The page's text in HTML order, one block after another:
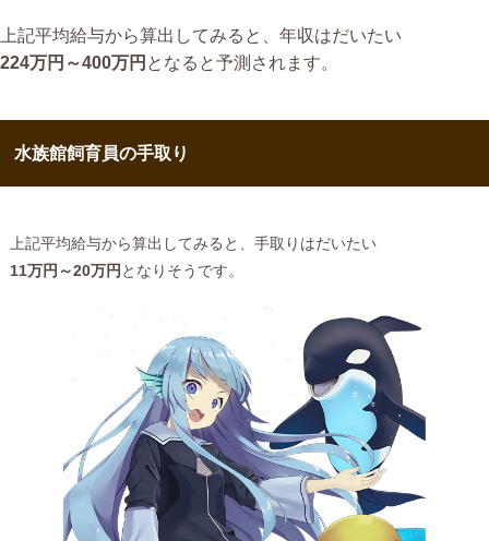
上記平均給与から算出してみると、年収はだいたい
224万円～400万円 となると予測されます。
水族館飼育員の手取り
上記平均給与から算出してみると、手取りはだいたい
11万円～20万円 となりそうです。